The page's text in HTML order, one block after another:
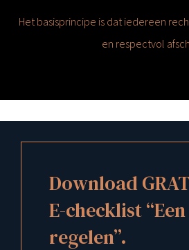
Het basisprincipe is dat iedereen
en respectvol
Download
E-checklist
regelen”.